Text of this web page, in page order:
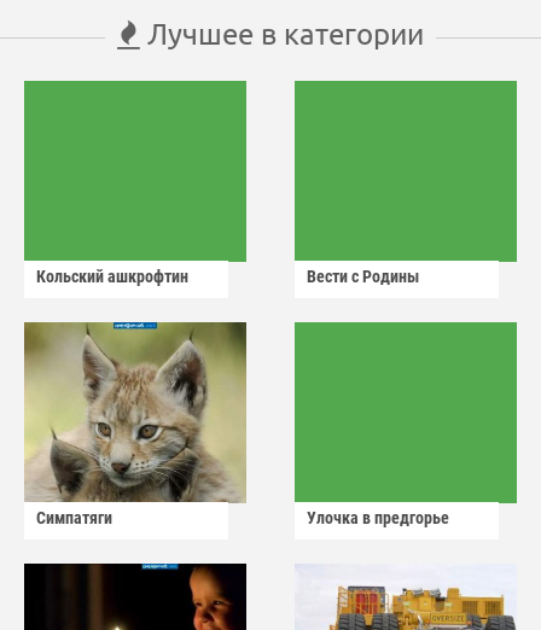
Лучшее в категории
Кольский ашкрофтин Вести с Родины
Симпатяги Улочка в предгорье